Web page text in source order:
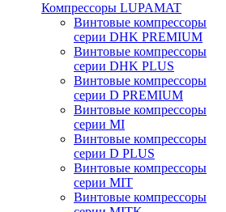
Компрессоры LUPAMAT
Винтовые компрессоры
серии DHK PREMIUM
Винтовые компрессоры
серии DHK PLUS
Винтовые компрессоры
серии D PREMIUM
Винтовые компрессоры
серии MI
Винтовые компрессоры
серии D PLUS
Винтовые компрессоры
серии MIT
Винтовые компрессоры